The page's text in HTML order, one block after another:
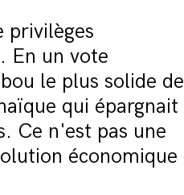
privilèges
En un vote
le plus solide de
qui épargnait
Ce n'est pas une
économique